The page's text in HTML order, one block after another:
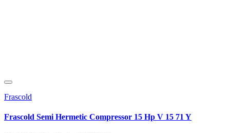
Frascold
Frascold Semi Hermetic Compressor 15 Hp V 15 71 Y